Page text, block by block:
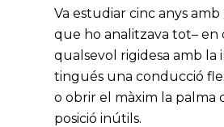
Va estudiar cinc anys
que ho analitzava tot– en
qualsevol rigidesa amb la
tingués una conducció
o obrir el màxim la palma
posició inútils.